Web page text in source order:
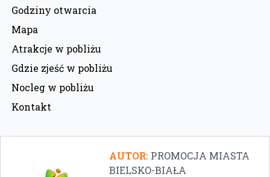
Godziny otwarcia
Mapa
Atrakcje w pobliżu
Gdzie zjeść w pobliżu
Nocleg w pobliżu
Kontakt
AUTOR: PROMOCJA MIASTA
BIELSKO-BIAŁA